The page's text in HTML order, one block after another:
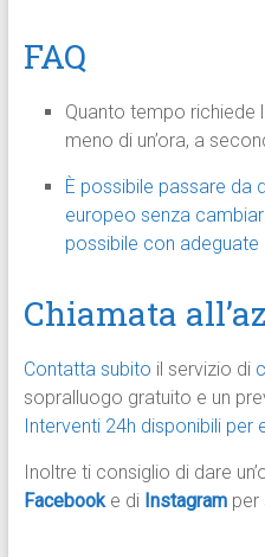
FAQ
Quanto tempo richiede
meno di un’ora, a
È possibile passare da
europeo senza
possibile con
Chiamata
Contatta subito il servizio di
sopralluogo gratuito e un
Interventi 24h disponibili per
Inoltre ti consiglio di dare
Facebook e di Instagram per